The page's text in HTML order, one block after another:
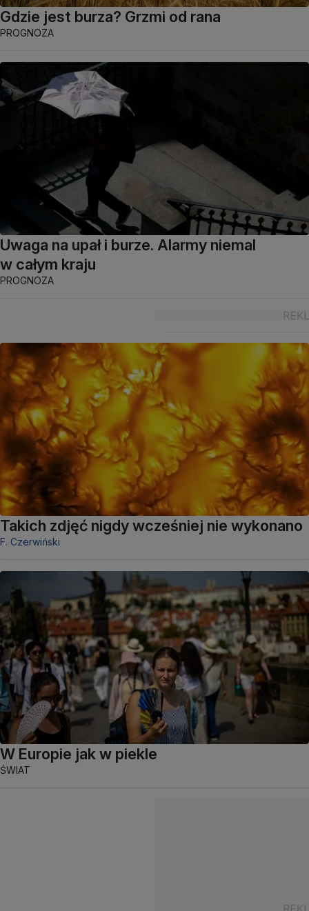
Gdzie jest burza? Grzmi od rana
PROGNOZA
Uwaga na upał i burze. Alarmy niemal
w całym kraju
PROGNOZA
Takich zdjęć nigdy wcześniej nie wykonano
F. Czerwiński
W Europie jak w piekle
ŚWIAT